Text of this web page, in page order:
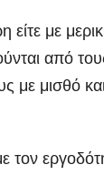
είτε με
από
με μισθό